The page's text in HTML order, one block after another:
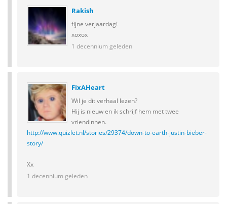
Rakish
fijne verjaardag!
xoxox
1 decennium geleden
FixAHeart
Wil je dit verhaal lezen?
Hij is nieuw en ik schrijf hem met twee
vriendinnen.
http://www.quizlet.nl/stories/29374/down-to-earth-justin-bieber-
story/
Xx
1 decennium geleden